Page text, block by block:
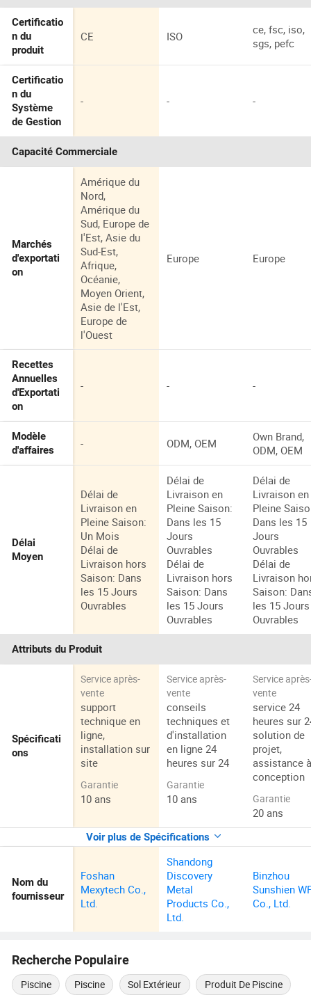
Certificatio
n du
produit
CE ISO
ce, fsc, iso,
sgs, pefc
Certificatio
n du
Système
de Gestion
- - -
Capacité Commerciale
Marchés
d'exportati
on
Amérique du
Nord,
Amérique du
Sud, Europe de
l'Est, Asie du
Sud-Est,
Afrique,
Océanie,
Moyen Orient,
Asie de l'Est,
Europe de
l'Ouest
Europe Europe
Recettes
Annuelles
d'Exportati
on
- - -
Modèle
d'affaires
- ODM, OEM
Own Brand,
ODM, OEM
Délai
Moyen
Délai de
Livraison en
Pleine Saison:
Un Mois
Délai de
Livraison hors
Saison: Dans
les 15 Jours
Ouvrables
Délai de
Livraison en
Pleine Saison:
Dans les 15
Jours
Ouvrables
Délai de
Livraison hors
Saison: Dans
les 15 Jours
Ouvrables
Délai de
Livraison en
Pleine
Dans les 15
Jours
Ouvrables
Délai de
Livraison
Saison:
les 15 Jours
Ouvrables
Attributs du Produit
Spécificati
ons
Service après-
vente
support
technique en
ligne,
installation sur
site
Garantie
10 ans
Service après-
vente
conseils
techniques et
d'installation
en ligne 24
heures sur 24
Garantie
10 ans
Service
vente
service 24
heures sur
solution de
projet,
assistance
conception
Garantie
20 ans
Voir plus de Spécifications
Nom du
fournisseur
Foshan
Mexytech Co.,
Ltd.
Shandong
Discovery
Metal
Products Co.,
Ltd.
Binzhou
Sunshien
Co., Ltd.
Recherche Populaire
Piscine Piscine Sol Extérieur Produit De Piscine